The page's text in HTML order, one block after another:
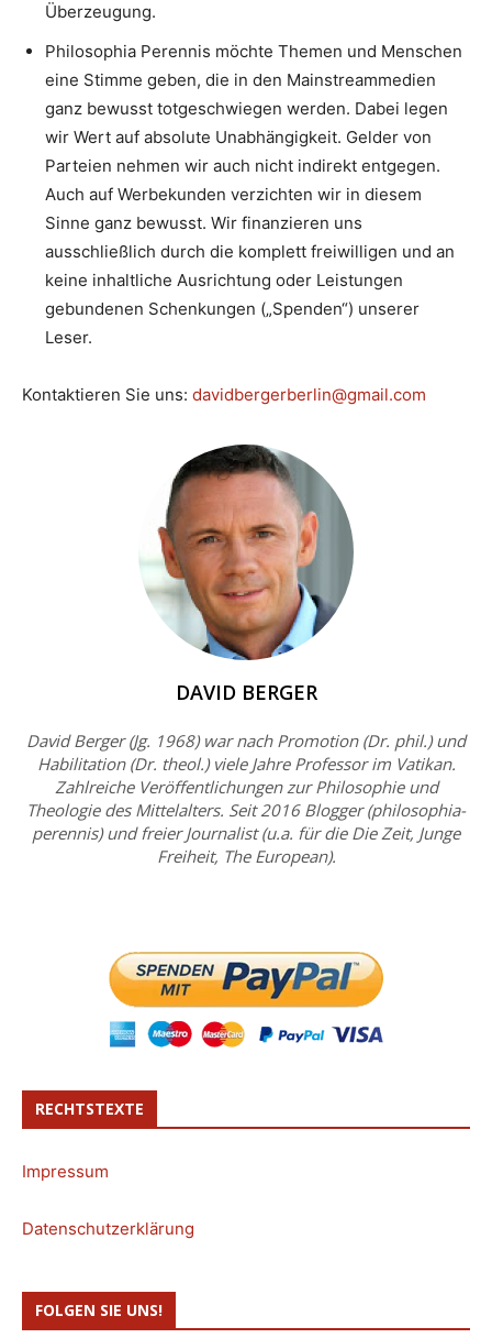
Überzeugung.
Philosophia Perennis möchte Themen und Menschen
eine Stimme geben, die in den Mainstreammedien
ganz bewusst totgeschwiegen werden. Dabei legen
wir Wert auf absolute Unabhängigkeit. Gelder von
Parteien nehmen wir auch nicht indirekt entgegen.
Auch auf Werbekunden verzichten wir in diesem
Sinne ganz bewusst. Wir finanzieren uns
ausschließlich durch die komplett freiwilligen und an
keine inhaltliche Ausrichtung oder Leistungen
gebundenen Schenkungen („Spenden“) unserer
Leser.
Kontaktieren Sie uns: davidbergerberlin@gmail.com
DAVID BERGER
David Berger (Jg. 1968) war nach Promotion (Dr. phil.) und
Habilitation (Dr. theol.) viele Jahre Professor im Vatikan.
Zahlreiche Veröffentlichungen zur Philosophie und
Theologie des Mittelalters. Seit 2016 Blogger (philosophia-
perennis) und freier Journalist (u.a. für die Die Zeit, Junge
Freiheit, The European).
RECHTSTEXTE
Impressum
Datenschutzerklärung
FOLGEN SIE UNS!